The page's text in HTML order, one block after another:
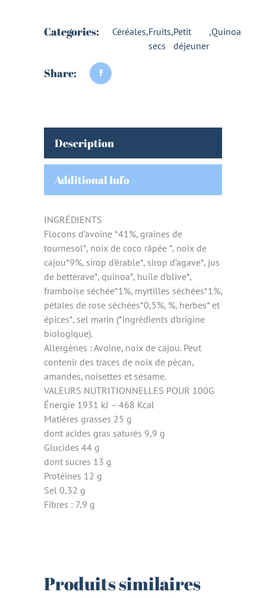
Categories: Céréales,Fruits
secs
,Petit
déjeuner
,Quinoa
Share:
Description
Additional Info
INGRÉDIENTS
Flocons d’avoine *41%, graines de
tournesol*, noix de coco râpée *, noix de
cajou*9%, sirop d’érable*, sirop d’agave*, jus
de betterave*, quinoa*, huile d’olive*,
framboise séchée*1%, myrtilles séchées*1%,
pétales de rose séchées*0,5%, %, herbes* et
épices*, sel marin (*ingrédients d’origine
biologique).
Allergènes : Avoine, noix de cajou. Peut
contenir des traces de noix de pécan,
amandes, noisettes et sésame.
VALEURS NUTRITIONNELLES POUR 100G
Énergie 1931 kJ – 468 Kcal
Matières grasses 25 g
dont acides gras saturés 9,9 g
Glucides 44 g
dont sucres 13 g
Protéines 12 g
Sel 0,32 g
Fibres : 7,9 g
Produits similaires